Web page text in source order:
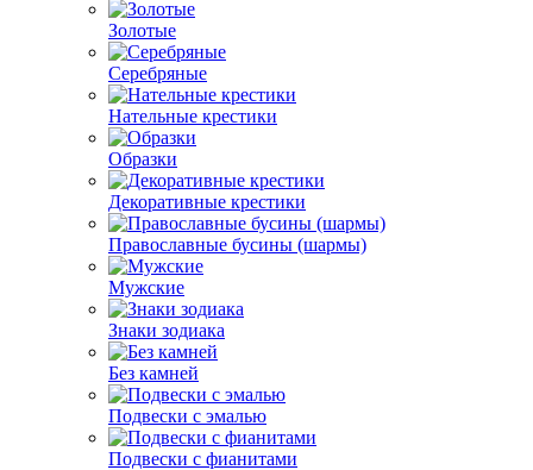
Золотые
Серебряные
Нательные крестики
Образки
Декоративные крестики
Православные бусины (шармы)
Мужские
Знаки зодиака
Без камней
Подвески с эмалью
Подвески с фианитами